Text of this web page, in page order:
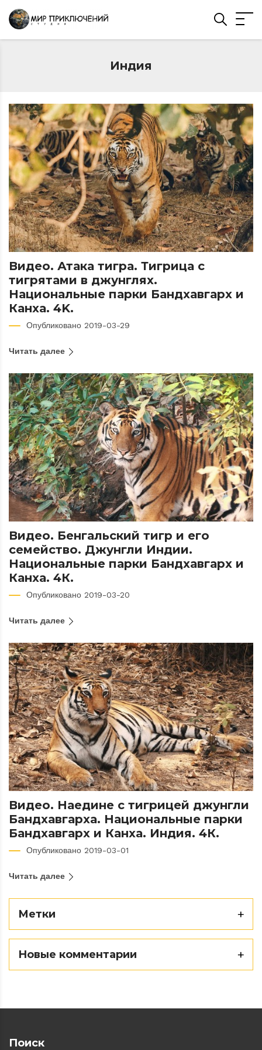
Индия
Видео. Атака тигра. Тигрица с
тигрятами в джунглях.
Национальные парки Бандхавгарх и
Канха. 4K.
Опубликовано 2019-03-29
Читать далее
Видео. Бенгальский тигр и его
семейство. Джунгли Индии.
Национальные парки Бандхавгарх и
Канха. 4К.
Опубликовано 2019-03-20
Читать далее
Видео. Наедине с тигрицей джунгли
Бандхавгарха. Национальные парки
Бандхавгарх и Канха. Индия. 4К.
Опубликовано 2019-03-01
Читать далее
Метки
Новые комментарии
Поиск